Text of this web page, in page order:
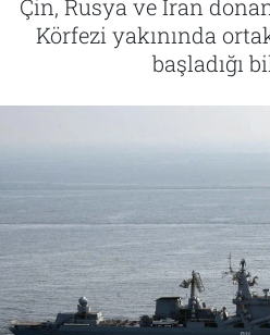
Çin, Rusya ve İran
Körfezi yakınında
başladığı
Tarih
İletişim